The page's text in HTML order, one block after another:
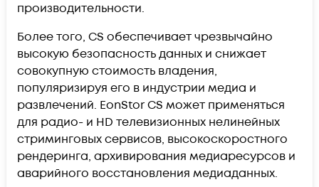
производительности.
Более того, CS обеспечивает чрезвычайно
высокую безопасность данных и снижает
совокупную стоимость владения,
популяризируя его в индустрии медиа и
развлечений. EonStor CS может применяться
для радио- и HD телевизионных нелинейных
стриминговых сервисов, высокоскоростного
рендеринга, архивирования медиаресурсов и
аварийного восстановления медиаданных.